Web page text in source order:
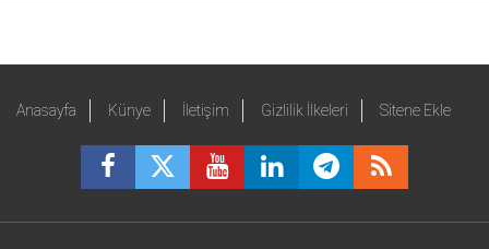
Anasayfa Künye İletişim Gizlilik İlkeleri Sitene Ekle